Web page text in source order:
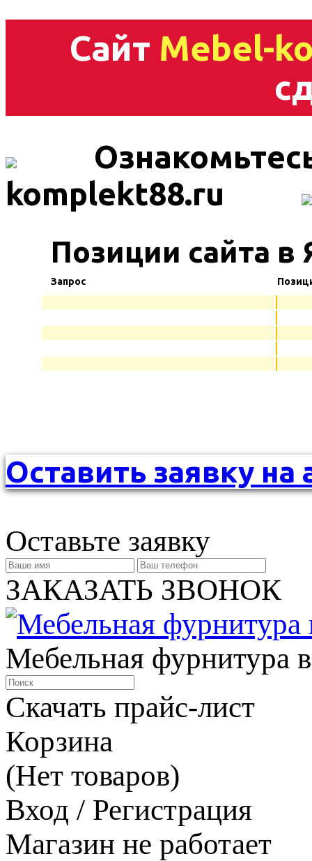
Сайт Mebel-
komplekt88.ru
Позиции сайта в
Запрос
Оставить заявку на
Оставьте заявку
ЗАКАЗАТЬ ЗВОНОК
Мебельная фурнитура
Скачать прайс-лист
Корзина
(Нет товаров)
Вход / Регистрация
Магазин не работает